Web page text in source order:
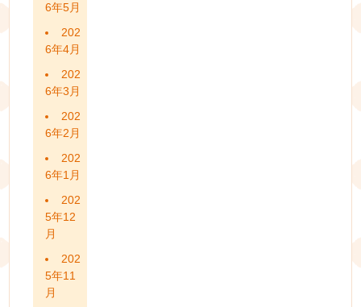
6年5月
202
6年4月
202
6年3月
202
6年2月
202
6年1月
202
5年12
月
202
5年11
月